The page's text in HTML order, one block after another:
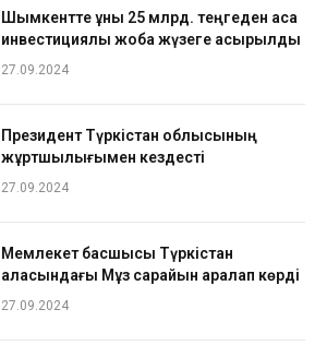
Шымкентте құны 25 млрд. теңгеден аса
инвестициялық жоба жүзеге асырылды
27.09.2024
Президент Түркістан облысының
жұртшылығымен кездесті
27.09.2024
Мемлекет басшысы Түркістан
қаласындағы Мұз сарайын аралап көрді
27.09.2024